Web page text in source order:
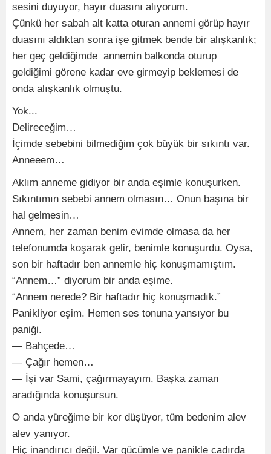
sesini duyuyor, hayır duasını alıyorum.
Çünkü her sabah alt katta oturan annemi görüp hayır
duasını aldıktan sonra işe gitmek bende bir alışkanlık;
her geç geldiğimde annemin balkonda oturup
geldiğimi görene kadar eve girmeyip beklemesi de
onda alışkanlık olmuştu.
Yok...
Delireceğim…
İçimde sebebini bilmediğim çok büyük bir sıkıntı var.
Anneeem…
Aklım anneme gidiyor bir anda eşimle konuşurken.
Sıkıntımın sebebi annem olmasın… Onun başına bir
hal gelmesin…
Annem, her zaman benim evimde olmasa da her
telefonumda koşarak gelir, benimle konuşurdu. Oysa,
son bir haftadır ben annemle hiç konuşmamıştım.
“Annem…” diyorum bir anda eşime.
“Annem nerede? Bir haftadır hiç konuşmadık.”
Panikliyor eşim. Hemen ses tonuna yansıyor bu
paniği.
— Bahçede…
— Çağır hemen…
— İşi var Sami, çağırmayayım. Başka zaman
aradığında konuşursun.
O anda yüreğime bir kor düşüyor, tüm bedenim alev
alev yanıyor.
Hiç inandırıcı değil. Var gücümle ve panikle çadırda